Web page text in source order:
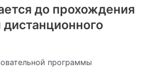
до прохождения
программы